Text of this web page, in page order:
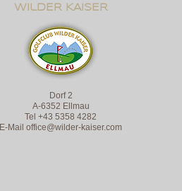
wildER KAISER
Dorf 2
A-6352 Ellmau
Tel +43 5358 4282
E-Mailoffice@wilder-kaiser.com